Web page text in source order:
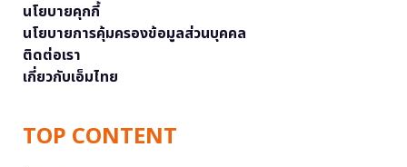
นโยบายคุกกี้
นโยบายการคุ้มครองข้อมูลส่วนบุคคล
ติดต่อเรา
เกี่ยวกับเอ็มไทย
TOP CONTENT